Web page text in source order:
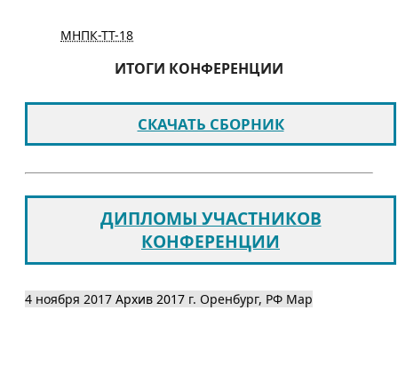
МНПК-ТТ-18
ИТОГИ КОНФЕРЕНЦИИ
СКАЧАТЬ СБОРНИК
ДИПЛОМЫ УЧАСТНИКОВ
КОНФЕРЕНЦИИ
4 ноября 2017 Архив 2017 г. Оренбург, РФ Map